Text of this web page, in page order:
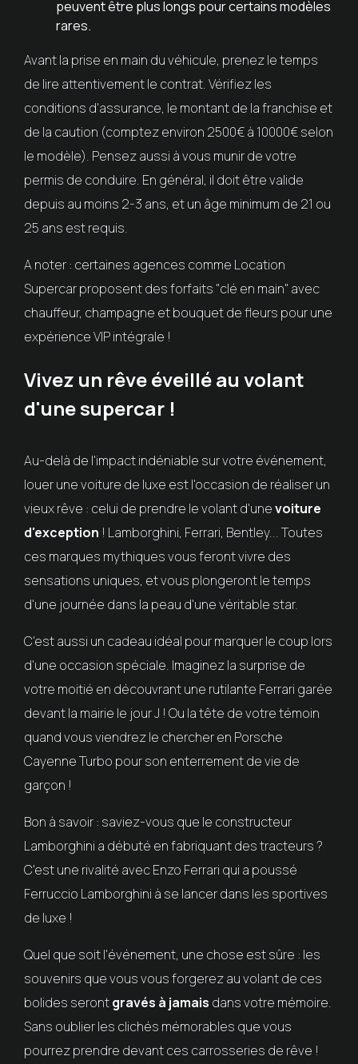
peuvent être plus longs pour certains modèles
rares.
Avant la prise en main du véhicule, prenez le temps
de lire attentivement le contrat. Vérifiez les
conditions d'assurance, le montant de la franchise et
de la caution (comptez environ 2500€ à 10000€ selon
le modèle). Pensez aussi à vous munir de votre
permis de conduire. En général, il doit être valide
depuis au moins 2-3 ans, et un âge minimum de 21 ou
25 ans est requis.
A noter : certaines agences comme Location
Supercar proposent des forfaits "clé en main" avec
chauffeur, champagne et bouquet de fleurs pour une
expérience VIP intégrale !
Vivez un rêve éveillé au volant
d'une supercar !
Au-delà de l'impact indéniable sur votre événement,
louer une voiture de luxe est l'occasion de réaliser un
vieux rêve : celui de prendre le volant d'unevoiture
d'exception ! Lamborghini, Ferrari, Bentley... Toutes
ces marques mythiques vous feront vivre des
sensations uniques, et vous plongeront le temps
d'une journée dans la peau d'une véritable star.
C'est aussi un cadeau idéal pour marquer le coup lors
d'une occasion spéciale. Imaginez la surprise de
votre moitié en découvrant une rutilante Ferrari garée
devant la mairie le jour J ! Ou la tête de votre témoin
quand vous viendrez le chercher en Porsche
Cayenne Turbo pour son enterrement de vie de
garçon !
Bon à savoir : saviez-vous que le constructeur
Lamborghini a débuté en fabriquant des tracteurs ?
C'est une rivalité avec Enzo Ferrari qui a poussé
Ferruccio Lamborghini à se lancer dans les sportives
de luxe !
Quel que soit l'événement, une chose est sûre : les
souvenirs que vous vous forgerez au volant de ces
bolides serontgravés à jamais dans votre mémoire.
Sans oublier les clichés mémorables que vous
pourrez prendre devant ces carrosseries de rêve !